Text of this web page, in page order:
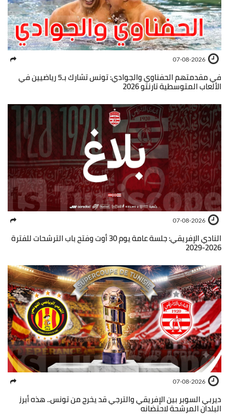
07-08-2026
في مقدمتهم الحفناوي والجوادي: تونس تشارك بـ5 رياضيين في
الألعاب المتوسطية تارنتو 2026
07-08-2026
النادي الإفريقي: جلسة عامة يوم 30 أوت وفتح باب الترشحات للفترة
2026-2029
07-08-2026
ديربي السوبر بين الإفريقي والترجي قد يخرج من تونس.. هذه أبرز
البلدان المرشحة لاحتضانه